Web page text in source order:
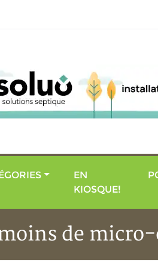
EN
KIOSQUE!
de